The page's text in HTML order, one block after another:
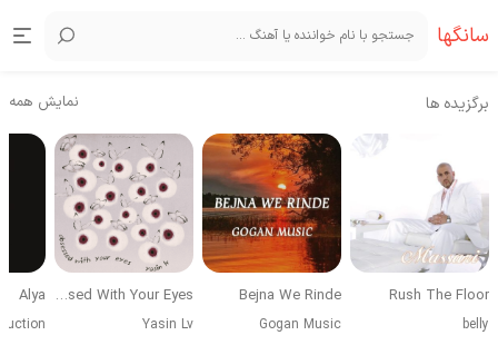
سانگها
برگزیده ها نمایش همه
Rush The Floor
belly
Bejna We Rinde
Gogan Music
Obsessed With Your Eyes
Yasin Lv
Alya